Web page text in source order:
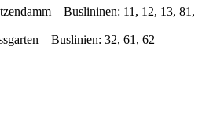
– Buslininen: 11, 12, 13, 81,
– Buslinien: 32, 61, 62